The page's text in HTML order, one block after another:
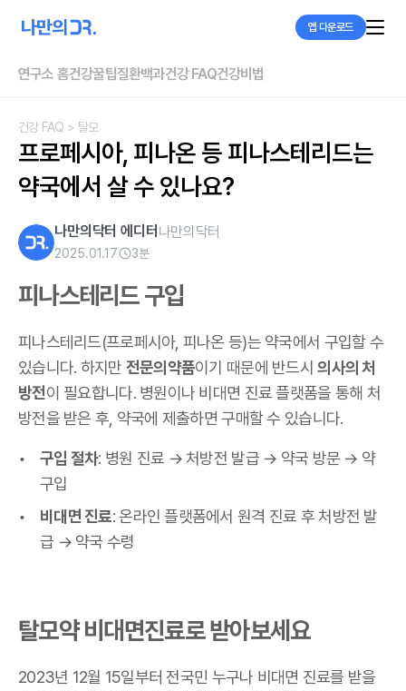
앱 다운로드
연구소 홈건강꿀팁질환백과건강 FAQ건강비법
건강 FAQ > 탈모
프로페시아, 피나온 등 피나스테리드는
약국에서 살 수 있나요?
나만의닥터 에디터 나만의닥터
2025.01.17 3분
피나스테리드 구입
피나스테리드(프로페시아, 피나온 등)는 약국에서 구입할 수
있습니다. 하지만 전문의약품이기 때문에 반드시의사의 처
방전이 필요합니다. 병원이나 비대면 진료 플랫폼을 통해 처
방전을 받은 후, 약국에 제출하면 구매할 수 있습니다.
구입 절차: 병원 진료 → 처방전 발급 → 약국 방문 → 약
구입
비대면 진료: 온라인 플랫폼에서 원격 진료 후 처방전 발
급 → 약국 수령
탈모약 비대면진료로 받아보세요
2023년 12월 15일부터 전국민 누구나 비대면 진료를 받을